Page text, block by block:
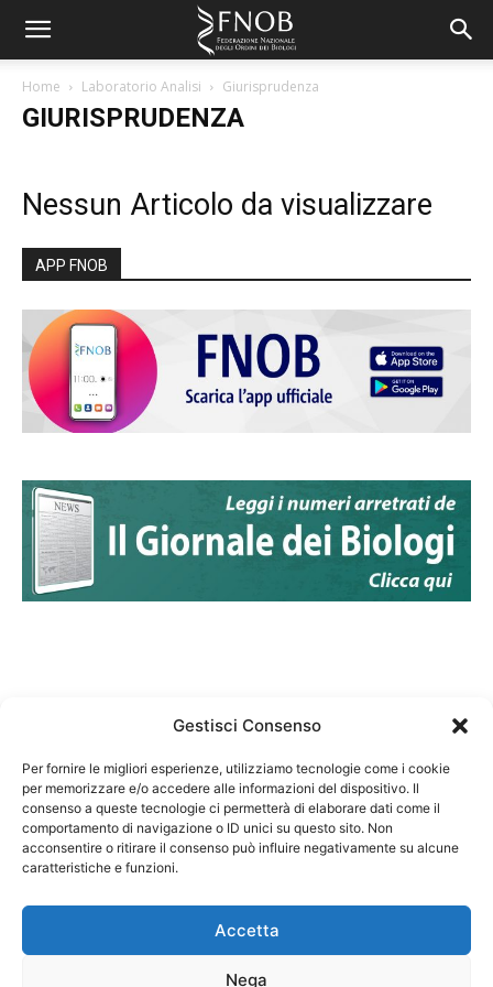
Gestisci Consenso
Per fornire le migliori esperienze, utilizziamo tecnologie come i cookie
per memorizzare e/o accedere alle informazioni del dispositivo. Il
consenso a queste tecnologie ci permetterà di elaborare dati come il
comportamento di navigazione o ID unici su questo sito. Non
acconsentire o ritirare il consenso può influire negativamente su alcune
caratteristiche e funzioni.
Accetta
Nega
Home Laboratorio Analisi Giurisprudenza
GIURISPRUDENZA
Nessun Articolo da visualizzare
APP FNOB
Federazione Nazionale Degli Ordini dei Biologi:
codice fiscale 80069130583
Responsabile sito internet www.fnob.it: Vincenzo